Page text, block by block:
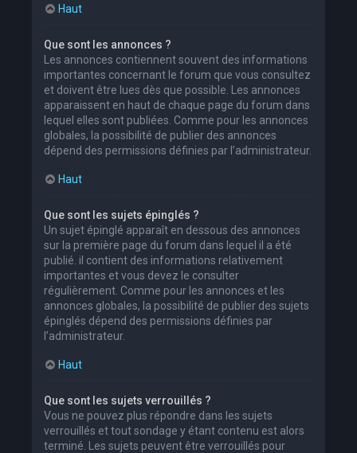
Haut
Que sont les annonces ?
Les annonces contiennent souvent des informations
importantes concernant le forum que vous consultez
et doivent être lues dès que possible. Les annonces
apparaissent en haut de chaque page du forum dans
lequel elles sont publiées. Comme pour les annonces
globales, la possibilité de publier des annonces
dépend des permissions définies par l’administrateur.
Haut
Que sont les sujets épinglés ?
Un sujet épinglé apparaît en dessous des annonces
sur la première page du forum dans lequel il a été
publié. il contient des informations relativement
importantes et vous devez le consulter
régulièrement. Comme pour les annonces et les
annonces globales, la possibilité de publier des sujets
épinglés dépend des permissions définies par
l’administrateur.
Haut
Que sont les sujets verrouillés ?
Vous ne pouvez plus répondre dans les sujets
verrouillés et tout sondage y étant contenu est alors
terminé. Les sujets peuvent être verrouillés pour